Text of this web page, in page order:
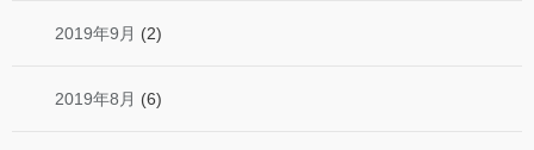
2019年9月 (2)
2019年8月 (6)